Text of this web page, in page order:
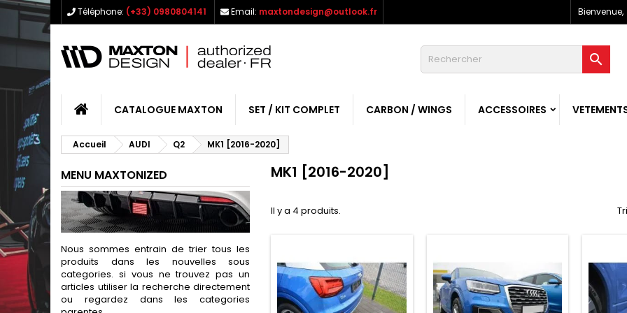
Téléphone: (+33) 0980804141 Email: maxtondesign@outlook.fr Bienvenue,

CATALOGUE MAXTON SET / KIT COMPLET CARBON / WINGS ACCESSOIRES
Accueil AUDI Q2 MK1 [2016-2020]
MENU MAXTONIZED
Nous sommes entrain de trier tous les
produits dans les nouvelles sous
categories. si vous ne trouvez pas un
articles utiliser la recherche directement
ou regardez dans les categories
MK1 [2016-2020]
Il y a 4 produits.